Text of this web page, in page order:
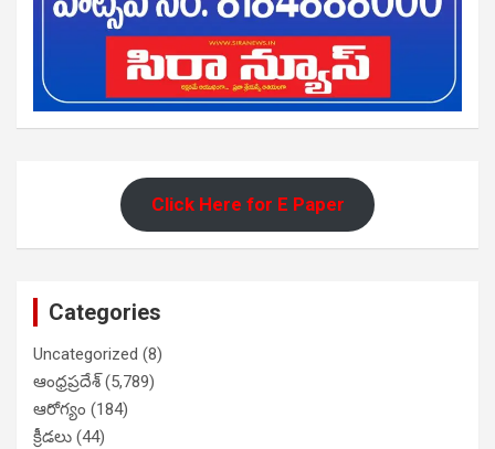
Click Here for E Paper
Categories
Uncategorized (8)
ఆంధ్రప్రదేశ్(5,789)
ఆరోగ్యం (184)
క్రీడలు (44)